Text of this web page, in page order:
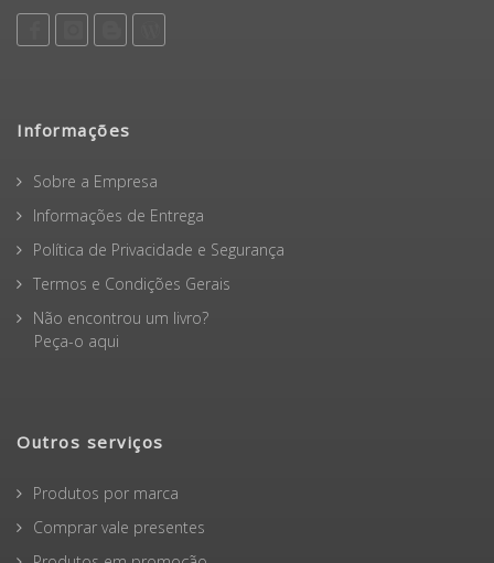
Informações
Sobre a Empresa
Informações de Entrega
Política de Privacidade e Segurança
Termos e Condições Gerais
Não encontrou um livro?
Peça-o aqui
Outros serviços
Produtos por marca
Comprar vale presentes